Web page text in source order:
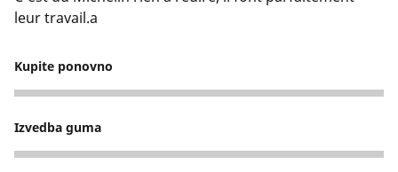
leur travail.a
Kupite ponovno
5
Izvedba guma
3